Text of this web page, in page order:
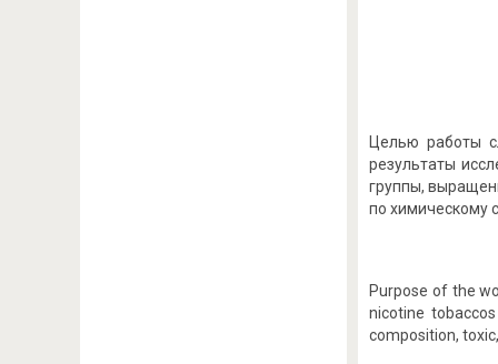
Целью работы
результаты
группы,
по химическому
Purpose of the
nicotine
composition,